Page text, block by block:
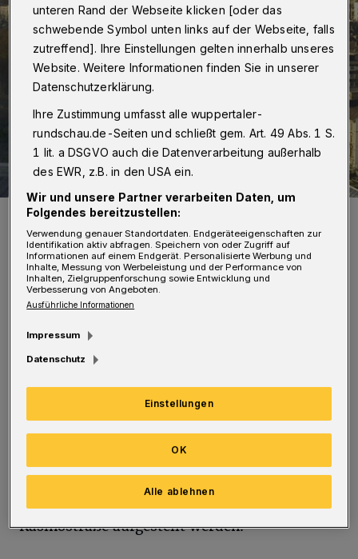
Die Brücke über die Wupper - ein Bild aus dem Jahr 2005.
Foto: Archib Jörg Lange
D afür wird ein Gerüst in der Wupper
unter der Brücke aufgebaut. Zum Schutz
Schwemmgut werden Leiteinrichtungen davor
aufgestellt. Diese Leiteinrichtungen können
nur mit einem Kran in die Wupper eingehoben
werden. Um den Busbetrieb auf der B7 nicht
Kasinostraße aufgestellt werden.
unteren Rand der Webseite klicken [oder das
schwebende Symbol unten links auf der Webseite, falls
zutreffend]. Ihre Einstellungen gelten innerhalb unseres
Website. Weitere Informationen finden Sie in unserer
Datenschutzerklärung.
Ihre Zustimmung umfasst alle wuppertaler-
rundschau.de-Seiten und schließt gem. Art. 49 Abs. 1 S.
1 lit. a DSGVO auch die Datenverarbeitung außerhalb
des EWR, z.B. in den USA ein.
Wir und unsere Partner verarbeiten Daten, um
Folgendes bereitzustellen:
Verwendung genauer Standortdaten. Endgeräteeigenschaften zur
Identifikation aktiv abfragen. Speichern von oder Zugriff auf
Informationen auf einem Endgerät. Personalisierte Werbung und
Inhalte, Messung von Werbeleistung und der Performance von
Inhalten, Zielgruppenforschung sowie Entwicklung und
Verbesserung von Angeboten.
Ausführliche Informationen
Impressum
Datenschutz
Einstellungen
Alle ablehnen
OK